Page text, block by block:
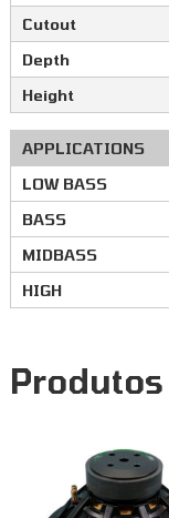
Cutout
Depth
Height
APPLICATIONS
LOW BASS
BASS
MIDBASS
HIGH